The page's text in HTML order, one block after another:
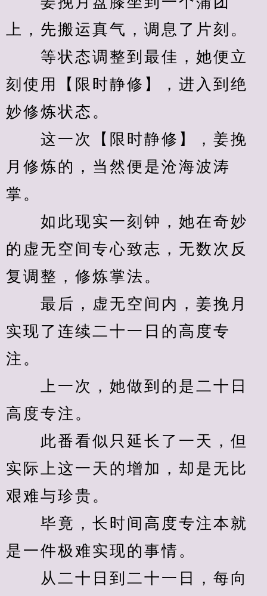
上，先搬运真气，调息了片刻。
等状态调整到最佳，她便立
刻使用【限时静修】，进入到绝
妙修炼状态。
这一次【限时静修】，姜挽
月修炼的，当然便是沧海波涛
掌。
如此现实一刻钟，她在奇妙
的虚无空间专心致志，无数次反
复调整，修炼掌法。
最后，虚无空间内，姜挽月
实现了连续二十一日的高度专
注。
上一次，她做到的是二十日
高度专注。
此番看似只延长了一天，但
实际上这一天的增加，却是无比
艰难与珍贵。
毕竟，长时间高度专注本就
是一件极难实现的事情。
从二十日到二十一日，每向